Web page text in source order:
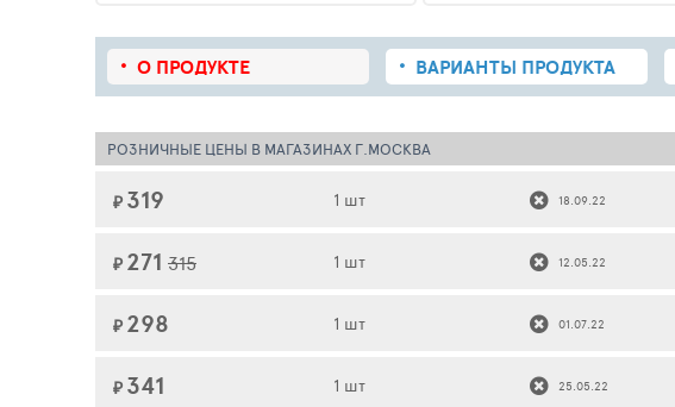
О ПРОДУКТЕ ВАРИАНТЫ ПРОДУКТА
РОЗНИЧНЫЕ ЦЕНЫ В МАГАЗИНАХ Г.МОСКВА
₽ 319 1 шт 18.09.22
₽ 271 315 1 шт 12.05.22
₽ 298 1 шт 01.07.22
₽ 341 1 шт 25.05.22